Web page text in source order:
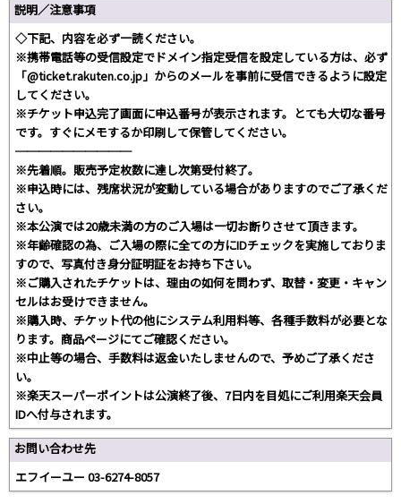
説明／注意事項
◇下記、内容を必ず一読ください。
※携帯電話等の受信設定でドメイン指定受信を設定している方は、必ず
「@ticket.rakuten.co.jp」からのメールを事前に受信できるように設定
してください。
※チケット申込完了画面に申込番号が表示されます。とても大切な番号
です。すぐにメモするか印刷して保管してください。
──────────
※先着順。販売予定枚数に達し次第受付終了。
※申込時には、残席状況が変動している場合がありますのでご了承くだ
さい。
※本公演では20歳未満の方のご入場は一切お断りさせて頂きます。
※年齢確認の為、ご入場の際に全ての方にIDチェックを実施しておりま
すので、写真付き身分証明証をお持ち下さい。
※ご購入されたチケットは、理由の如何を問わず、取替・変更・キャン
セルはお受けできません。
※購入時、チケット代の他にシステム利用料等、各種手数料が必要とな
ります。商品ページにてご確認ください。
※中止等の場合、手数料は返金いたしませんので、予めご了承くださ
い。
※楽天スーパーポイントは公演終了後、7日内を目処にご利用楽天会員
IDへ付与されます。
お問い合わせ先
エフイーユー 03-6274-8057